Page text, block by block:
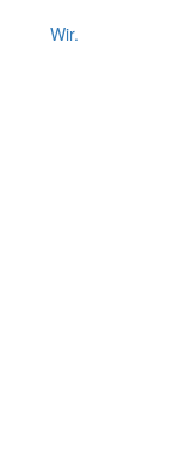
Wir.